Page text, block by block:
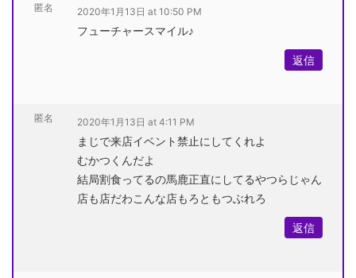
匿名 2020年1月13日 at 10:50 PM
フューチャースマイル♪
返信
匿名 2020年1月13日 at 4:11 PM
まじで来店イベント禁止にしてくれよ
むかつくんだよ
結局割食ってるの馬鹿正直にしてるやつらじゃん
店も店だわこんな店もろともつぶれろ
返信